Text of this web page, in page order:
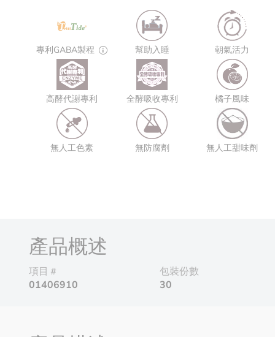
專利GABA製程 幫助入睡 朝氣活力
高酵代謝專利 全酵吸收專利 橘子風味
無人工色素 無防腐劑 無人工甜味劑
產品概述
項目＃
01406910
包裝份數
30